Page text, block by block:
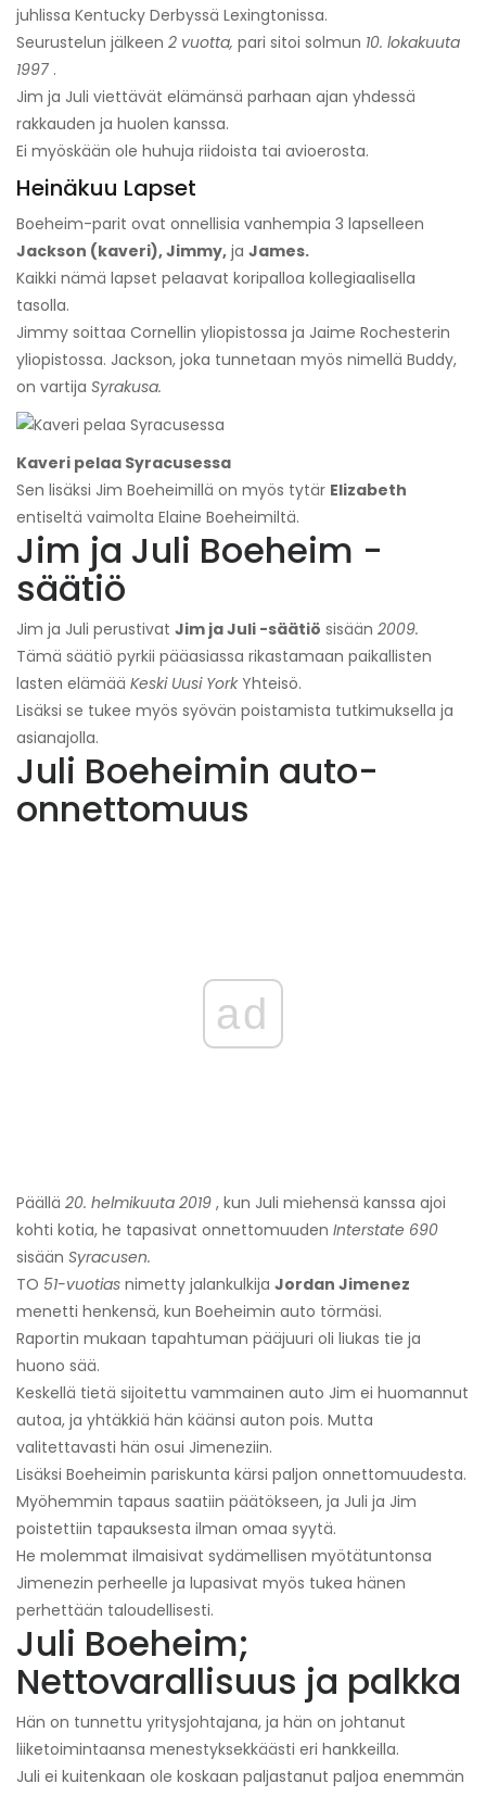
juhlissa Kentucky Derbyssä Lexingtonissa.
Seurustelun jälkeen 2 vuotta, pari sitoi solmun 10. lokakuuta
1997 .
Jim ja Juli viettävät elämänsä parhaan ajan yhdessä
rakkauden ja huolen kanssa.
Ei myöskään ole huhuja riidoista tai avioerosta.
Heinäkuu Lapset
Boeheim-parit ovat onnellisia vanhempia 3 lapselleen
Jackson (kaveri), Jimmy, ja James.
Kaikki nämä lapset pelaavat koripalloa kollegiaalisella
tasolla.
Jimmy soittaa Cornellin yliopistossa ja Jaime Rochesterin
yliopistossa. Jackson, joka tunnetaan myös nimellä Buddy,
on vartija Syrakusa.
Kaveri pelaa Syracusessa
Sen lisäksi Jim Boeheimillä on myös tytär Elizabeth
entiseltä vaimolta Elaine Boeheimiltä.
Jim ja Juli Boeheim -
säätiö
Jim ja Juli perustivat Jim ja Juli -säätiö sisään 2009.
Tämä säätiö pyrkii pääasiassa rikastamaan paikallisten
lasten elämää Keski Uusi YorkYhteisö.
Lisäksi se tukee myös syövän poistamista tutkimuksella ja
asianajolla.
Juli Boeheimin auto-
onnettomuus
ad
Päällä 20. helmikuuta 2019 , kun Juli miehensä kanssa ajoi
kohti kotia, he tapasivat onnettomuuden Interstate 690
sisään Syracusen.
TO 51-vuotias nimetty jalankulkija Jordan Jimenez
menetti henkensä, kun Boeheimin auto törmäsi.
Raportin mukaan tapahtuman pääjuuri oli liukas tie ja
huono sää.
Keskellä tietä sijoitettu vammainen auto Jim ei huomannut
autoa, ja yhtäkkiä hän käänsi auton pois. Mutta
valitettavasti hän osui Jimeneziin.
Lisäksi Boeheimin pariskunta kärsi paljon onnettomuudesta.
Myöhemmin tapaus saatiin päätökseen, ja Juli ja Jim
poistettiin tapauksesta ilman omaa syytä.
He molemmat ilmaisivat sydämellisen myötätuntonsa
Jimenezin perheelle ja lupasivat myös tukea hänen
perhettään taloudellisesti.
Juli Boeheim;
Nettovarallisuus ja palkka
Hän on tunnettu yritysjohtajana, ja hän on johtanut
liiketoimintaansa menestyksekkäästi eri hankkeilla.
Juli ei kuitenkaan ole koskaan paljastanut paljoa enemmän